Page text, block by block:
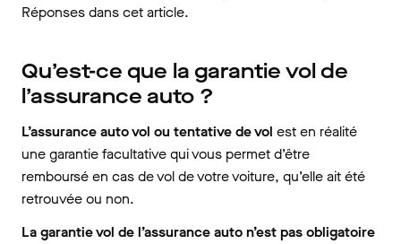
Réponses dans cet article.
Qu’est-ce que la garantie vol de
l’assurance auto ?
L’assurance auto vol ou tentative de vol est en réalité
une garantie facultative qui vous permet d’être
remboursé en cas de vol de votre voiture, qu’elle ait été
retrouvée ou non.
La garantie vol de l’assurance auto n’est pas obligatoire